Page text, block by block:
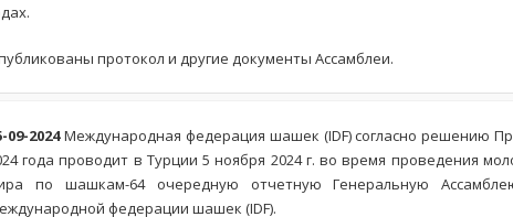
протокол и другие документы Ассамблеи.
09-2024Международная федерация шашек (IDF) согласно решению
года проводит в Турции 5 ноября 2024 г. во время проведения
по шашкам-64 очередную отчетную Генеральную
федерации шашек (IDF).